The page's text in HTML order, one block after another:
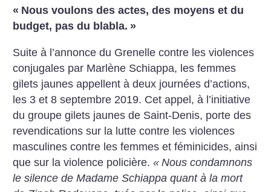
« Nous voulons des actes, des moyens et du
budget, pas du blabla. »
Suite à l’annonce du Grenelle contre les violences
conjugales par Marlène Schiappa, les femmes
gilets jaunes appellent à deux journées d’actions,
les 3 et 8 septembre 2019. Cet appel, à l’initiative
du groupe gilets jaunes de Saint-Denis, porte des
revendications sur la lutte contre les violences
masculines contre les femmes et féminicides, ainsi
que sur la violence policière.« Nous condamnons
le silence de Madame Schiappa quant à la mort